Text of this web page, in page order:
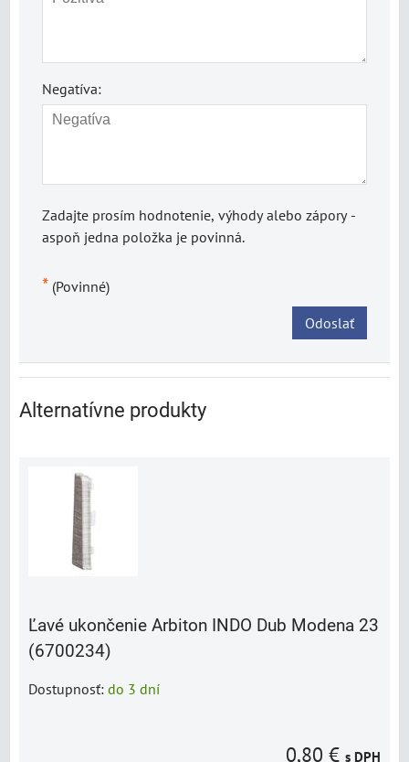
Negatíva:
Zadajte prosím hodnotenie, výhody alebo zápory -
aspoň jedna položka je povinná.
* (Povinné)
Odoslať
Alternatívne produkty
Ľavé ukončenie Arbiton INDO Dub Modena 23
(6700234)
Dostupnosť: do 3 dní
0,80 € s DPH